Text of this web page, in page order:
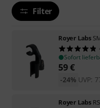
Filter
Royer Labs
Sofort
59€
UVP:
-24%
Royer Labs